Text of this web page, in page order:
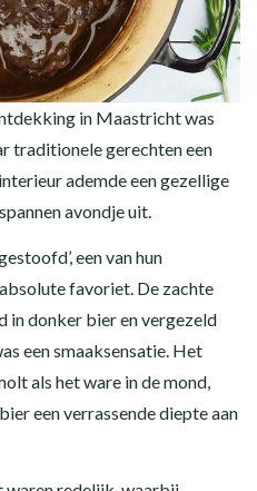
in Maastricht was
traditionele gerechten een
ademde een gezellige
avondje uit.
een van hun
favoriet. De zachte
in donker bier en vergezeld
een smaaksensatie. Het
als het ware in de mond,
een verrassende diepte aan